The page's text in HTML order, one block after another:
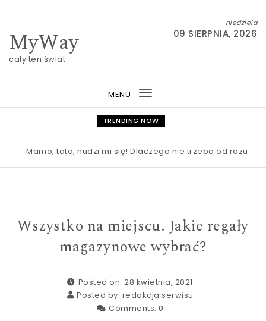
MyWay
cały ten świat
niedziela
09 SIERPNIA, 2026
MENU
Toggle
navigation
TRENDING NOW
Mamo, tato, nudzi mi się! Dlaczego nie trzeba od razu
Wszystko na miejscu. Jakie regały
magazynowe wybrać?
Posted on: 28 kwietnia, 2021
Posted by: redakcja serwisu
Comments: 0